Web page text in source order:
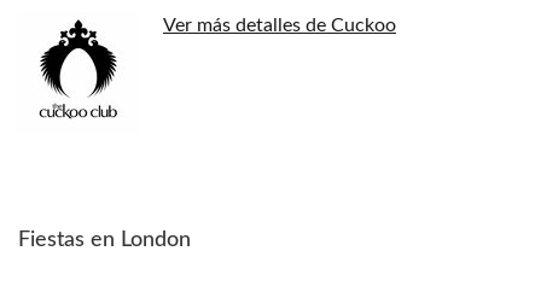
Ver más detalles de Cuckoo
Fiestas en London